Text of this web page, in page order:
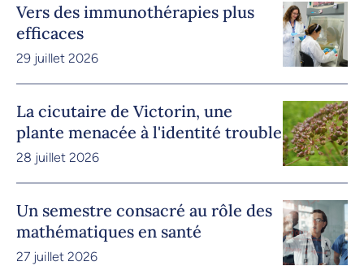
Vers des immunothérapies plus
efficaces
29 juillet 2026
La cicutaire de Victorin, une
plante menacée à l'identité trouble
28 juillet 2026
Un semestre consacré au rôle des
mathématiques en santé
27 juillet 2026